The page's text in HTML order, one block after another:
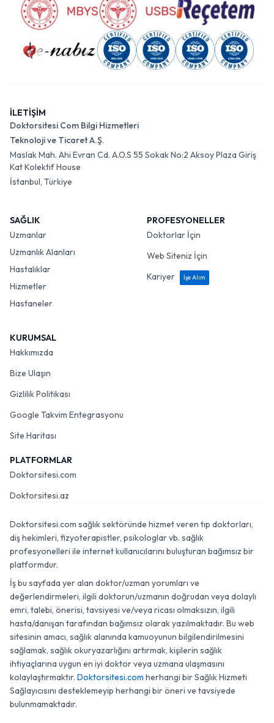
İLETİŞİM
Doktorsitesi Com Bilgi Hizmetleri
Teknoloji ve Ticaret A.Ş.
Maslak Mah. Ahi Evran Cd. A.O.S 55 Sokak No:2 Aksoy Plaza Giriş
Kat Kolektif House
İstanbul, Türkiye
SAĞLIK
Uzmanlar
Uzmanlık Alanları
Hastalıklar
Hizmetler
Hastaneler
PROFESYONELLER
Doktorlar İçin
Web Siteniz İçin
Kariyer
İşe Alım
KURUMSAL
Hakkımızda
Bize Ulaşın
Gizlilik Politikası
Google Takvim Entegrasyonu
Site Haritası
PLATFORMLAR
Doktorsitesi.com
Doktorsitesi.az
Doktorsitesi.com sağlık sektöründe hizmet veren tıp doktorları,
diş hekimleri, fizyoterapistler, psikologlar vb. sağlık
profesyonelleri ile internet kullanıcılarını buluşturan bağımsız bir
platformdur.
İş bu sayfada yer alan doktor/uzman yorumları ve
değerlendirmeleri, ilgili doktorun/uzmanın doğrudan veya dolaylı
emri, talebi, önerisi, tavsiyesi ve/veya ricası olmaksızın, ilgili
hasta/danışan tarafından bağımsız olarak yazılmaktadır. Bu web
sitesinin amacı, sağlık alanında kamuoyunun bilgilendirilmesini
sağlamak, sağlık okuryazarlığını artırmak, kişilerin sağlık
ihtiyaçlarına uygun en iyi doktor veya uzmana ulaşmasını
kolaylaştırmaktır. Doktorsitesi.com herhangi bir Sağlık Hizmeti
Sağlayıcısını desteklemeyip herhangi bir öneri ve tavsiyede
bulunmamaktadır.